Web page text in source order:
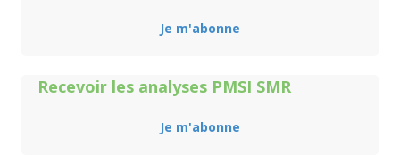
Je m'abonne
Recevoir les analyses PMSI SMR
Je m'abonne